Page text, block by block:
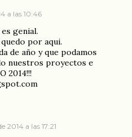
a las 10:46
genial.
por aqui.
de año y que podamos
nuestros proyectos e
2014!!!
2014 a las 17:21